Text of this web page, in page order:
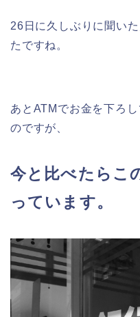
26日に久しぶりに聞い
たですね。
あとATMでお金を下ろ
のですが、
今と比べたらこ
っています。